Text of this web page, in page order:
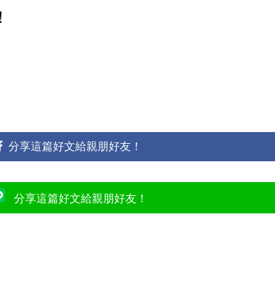
分享這篇好文給親朋好友！
分享這篇好文給親朋好友！